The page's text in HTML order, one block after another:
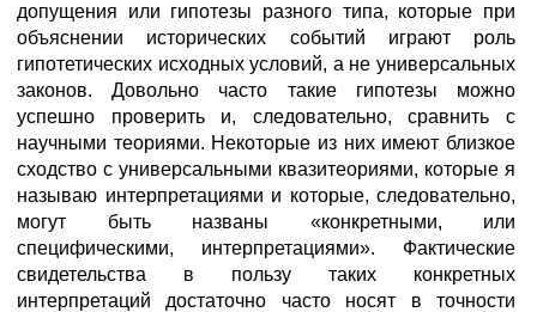
допущения или гипотезы разного типа, которые при
объяснении исторических событий играют роль
гипотетических исходных условий, а не универсальных
законов. Довольно часто такие гипотезы можно
успешно проверить и, следовательно, сравнить с
научными теориями. Некоторые из них имеют близкое
сходство с универсальными квазитеориями, которые я
называю интерпретациями и которые, следовательно,
могут быть названы «конкретными, или
специфическими, интерпретациями». Фактические
свидетельства в пользу таких конкретных
интерпретаций достаточно часто носят в точности